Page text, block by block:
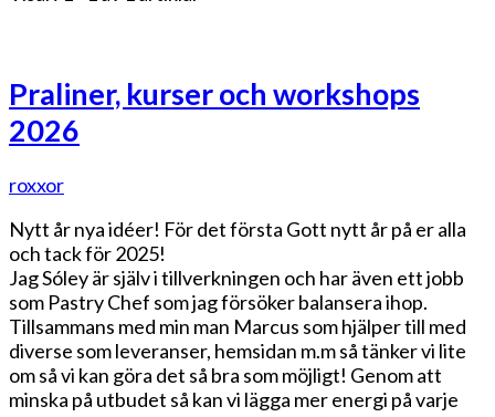
Praliner, kurser och workshops
2026
roxxor
Nytt år nya idéer! För det första Gott nytt år på er alla
och tack för 2025!
Jag Sóley är själv i tillverkningen och har även ett jobb
som Pastry Chef som jag försöker balansera ihop.
Tillsammans med min man Marcus som hjälper till med
diverse som leveranser, hemsidan m.m så tänker vi lite
om så vi kan göra det så bra som möjligt! Genom att
minska på utbudet så kan vi lägga mer energi på varje